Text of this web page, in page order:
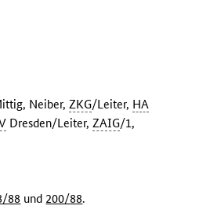
Neiber,ZKG/Leiter, HA
Dresden/Leiter,ZAIG/1,
88 und 200/88.